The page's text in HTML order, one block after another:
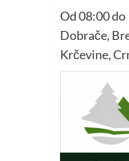
Od 08:00 do
Dobrače,
Krčevine,